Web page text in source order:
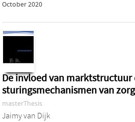
October 2020
De invloed van marktstructuur
sturingsmechanismen van
masterThesis
Jaimy van Dijk